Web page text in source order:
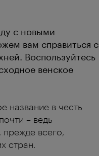
с новыми
вам справиться с
Воспользуйтесь
венское
название в честь
– ведь
прежде всего,
стран.